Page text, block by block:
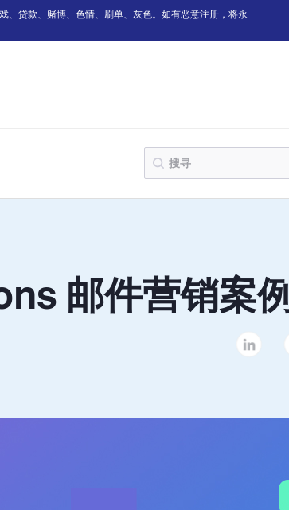
、贷款、赌博、色情、刷单、灰色。如有恶意注册，将永
邮件营销案例